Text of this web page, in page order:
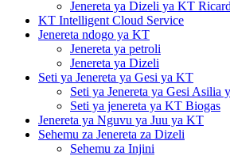
Jenereta ya Dizeli ya KT
KT Intelligent Cloud Service
Jenereta ndogo ya KT
Jenereta ya petroli
Jenereta ya Dizeli
Seti ya Jenereta ya Gesi ya KT
Seti ya Jenereta ya Gesi Asilia
Seti ya jenereta ya KT Biogas
Jenereta ya Nguvu ya Juu ya KT
Sehemu za Jenereta za Dizeli
Sehemu za Injini